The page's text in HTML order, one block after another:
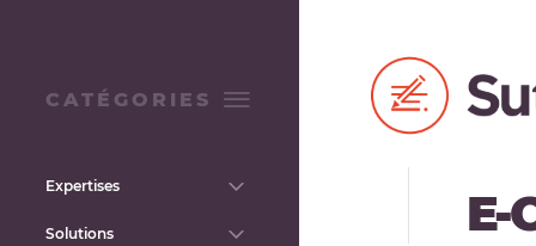
CATÉGORIES
Expertises
Solutions E-